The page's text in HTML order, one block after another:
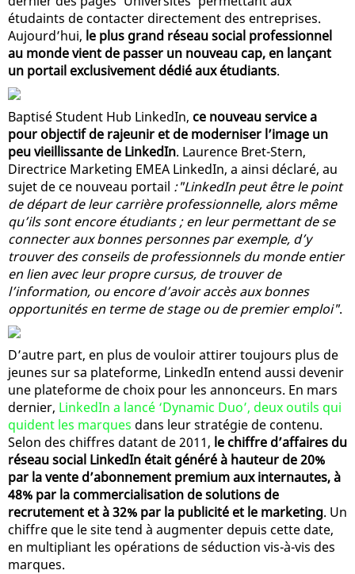
étudaints de contacter directement des entreprises.
Aujourd’hui, le plus grand réseau social professionnel
au monde vient de passer un nouveau cap, en lançant
un portail exclusivement dédié aux étudiants.
Baptisé Student Hub LinkedIn, ce nouveau service a
pour objectif de rajeunir et de moderniser l’image un
peu vieillissante de LinkedIn. Laurence Bret-Stern,
Directrice Marketing EMEA LinkedIn, a ainsi déclaré, au
sujet de ce nouveau portail :"LinkedIn peut être le point
de départ de leur carrière professionnelle, alors même
qu’ils sont encore étudiants ; en leur permettant de se
connecter aux bonnes personnes par exemple, d’y
trouver des conseils de professionnels du monde entier
en lien avec leur propre cursus, de trouver de
l’information, ou encore d’avoir accès aux bonnes
opportunités en terme de stage ou de premier emploi".
D’autre part, en plus de vouloir attirer toujours plus de
jeunes sur sa plateforme, LinkedIn entend aussi devenir
une plateforme de choix pour les annonceurs. En mars
dernier, LinkedIn a lancé ‘Dynamic Duo’, deux outils qui
quident les marques dans leur stratégie de contenu.
Selon des chiffres datant de 2011, le chiffre d’affaires du
réseau social LinkedIn était généré à hauteur de 20%
par la vente d’abonnement premium aux internautes, à
48% par la commercialisation de solutions de
recrutement et à 32% par la publicité et le marketing. Un
chiffre que le site tend à augmenter depuis cette date,
en multipliant les opérations de séduction vis-à-vis des
marques.